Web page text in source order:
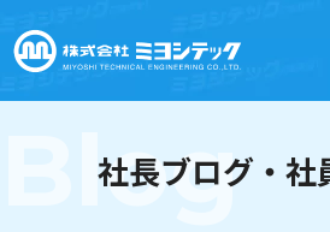
社長ブログ・社
Blog